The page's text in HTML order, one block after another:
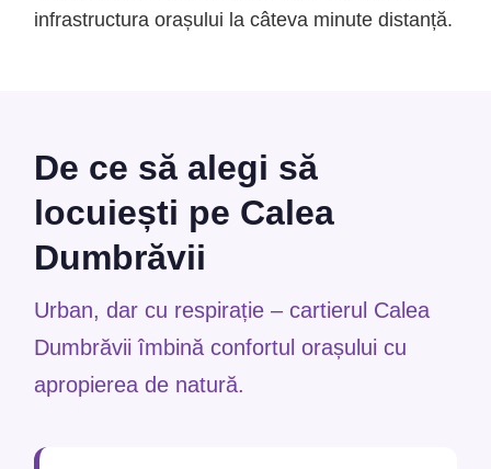
infrastructura orașului la câteva minute distanță.
De ce să alegi să
locuiești pe Calea
Dumbrăvii
Urban, dar cu respirație – cartierul Calea
Dumbrăvii îmbină confortul orașului cu
apropierea de natură.